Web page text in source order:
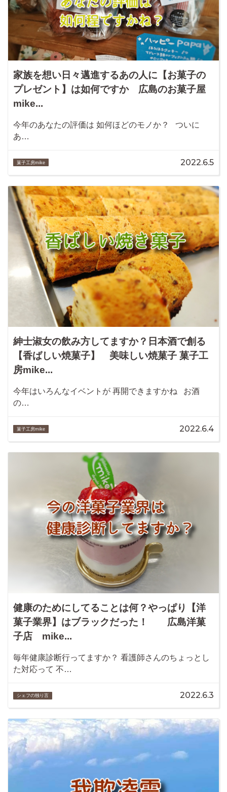
家族を想い日々邁進するあの人に【お菓子の
プレゼント】は如何ですか 広島のお菓子屋
mike...
今年のあなたの評価は 如何ほどのモノか？ ついに
あ…
菓子工房mike 2022.6.5
紳士淑女の飲み方してますか？日本酒で創る
【香ばしい焼菓子】 美味しい焼菓子 菓子工
房mike...
今年はいろんなイベントが 再開できますかね お酒
の…
菓子工房mike 2022.6.4
健康のためにしてることは何？やっぱり【洋
菓子業界】はブラックだった！ 広島洋菓
子店 mike...
毎年健康診断行ってますか？ 看護師さんのちょっとし
た対応って 不…
シェフの独り言 2022.6.3